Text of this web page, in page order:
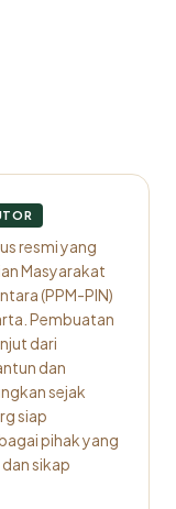
resmi yang
Masyarakat
(PPM-PIN)
Pembuatan
dari
dan
sejak
siap
pihak yang
sikap